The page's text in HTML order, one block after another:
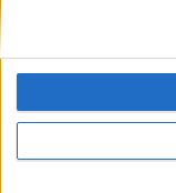
Grupo Faro
Aviso legal –
Política de privacidad